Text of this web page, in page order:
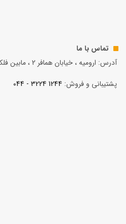
تماس با ما
آدرس: ارومیه ، خیابان همافر 2 ، مابين فلكه نه پله و کسری
پشتیبانی و فروش: 1244 3224 - 044